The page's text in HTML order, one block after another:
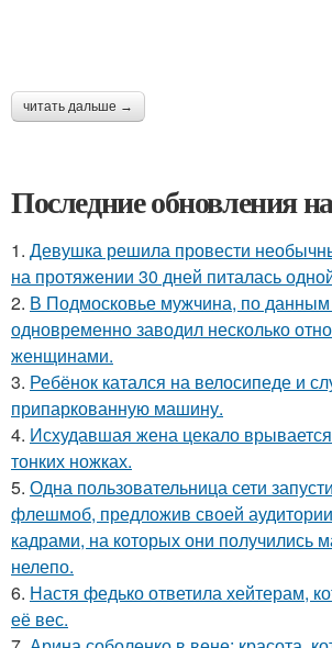
читать дальше →
Последние обновления
1. Девушка решила провести
на протяжении 30 дней питалась
2. В Подмосковье мужчина, по
одновременно заводил несколько
женщинами.
3. Ребёнок катался на велосипеде и
припаркованную машину.
4. Исхудавшая жена цекало
тонких ножках.
5. Одна пользовательница сети
флешмоб, предложив своей
кадрами, на которых они получились
нелепо.
6. Настя федько ответила хейтерам,
её вес.